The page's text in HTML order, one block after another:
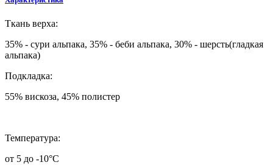
Ткань верха:
35% - сури альпака, 35% - беби альпака, 30% - шерсть(гладкая
альпака)
Подкладка:
55% вискоза, 45% полистер
Температура:
от 5 до -10°C